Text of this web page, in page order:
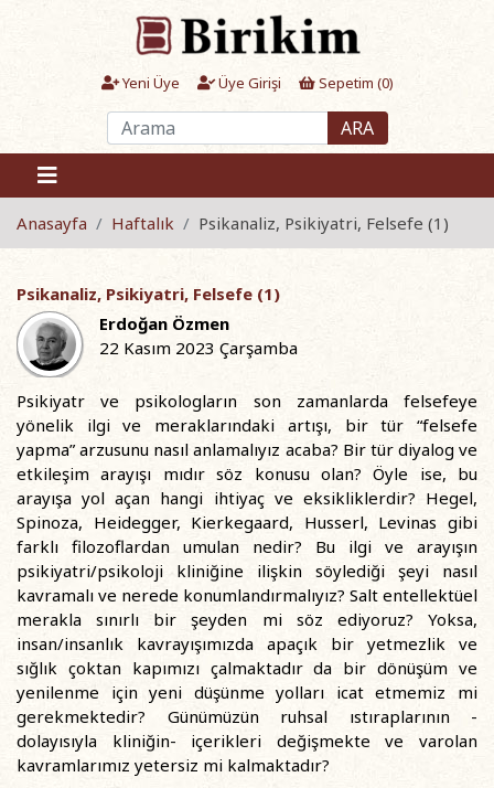
Yeni Üye Üye Girişi Sepetim (0)
ARA
Anasayfa Haftalık Psikanaliz, Psikiyatri, Felsefe (1)
Psikanaliz, Psikiyatri, Felsefe (1)
Erdoğan Özmen
22 Kasım 2023 Çarşamba
Psikiyatr ve psikologların son zamanlarda felsefeye
yönelik ilgi ve meraklarındaki artışı, bir tür “felsefe
yapma” arzusunu nasıl anlamalıyız acaba? Bir tür diyalog ve
etkileşim arayışı mıdır söz konusu olan? Öyle ise, bu
arayışa yol açan hangi ihtiyaç ve eksikliklerdir? Hegel,
Spinoza, Heidegger, Kierkegaard, Husserl, Levinas gibi
farklı filozoflardan umulan nedir? Bu ilgi ve arayışın
psikiyatri/psikoloji kliniğine ilişkin söylediği şeyi nasıl
kavramalı ve nerede konumlandırmalıyız? Salt entellektüel
merakla sınırlı bir şeyden mi söz ediyoruz? Yoksa,
insan/insanlık kavrayışımızda apaçık bir yetmezlik ve
sığlık çoktan kapımızı çalmaktadır da bir dönüşüm ve
yenilenme için yeni düşünme yolları icat etmemiz mi
gerekmektedir? Günümüzün ruhsal ıstıraplarının -
dolayısıyla kliniğin- içerikleri değişmekte ve varolan
kavramlarımız yetersiz mi kalmaktadır?